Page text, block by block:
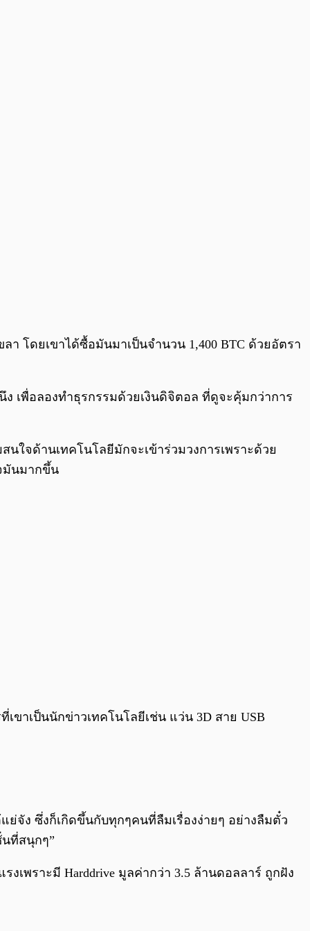
0:00/0:00
า โดยเขาได้ซื้อมันมาเป็นจำนวน 1,400 BTC ด้วยอัตรา
ง เพื่อลองทำธุรกรรมด้วยเงินดิจิตอล ที่ดูจะคุ้มกว่าการ
จด้านเทคโนโลยีมักจะเข้าร่วมวงการเพราะด้วย
มันมากขึ้น
ขาเป็นนักข่าวเทคโนโลยีเช่น แว่น 3D สาย USB
ย่จัง ซึ่งก็เกิดขึ้นกับทุกๆคนที่ลืมเรื่องง่ายๆ อย่างลืมตั๋ว
ที่สนุกๆ”
เพราะมี Harddrive มูลค่ากว่า 3.5 ล้านดอลลาร์ ถูกฝัง